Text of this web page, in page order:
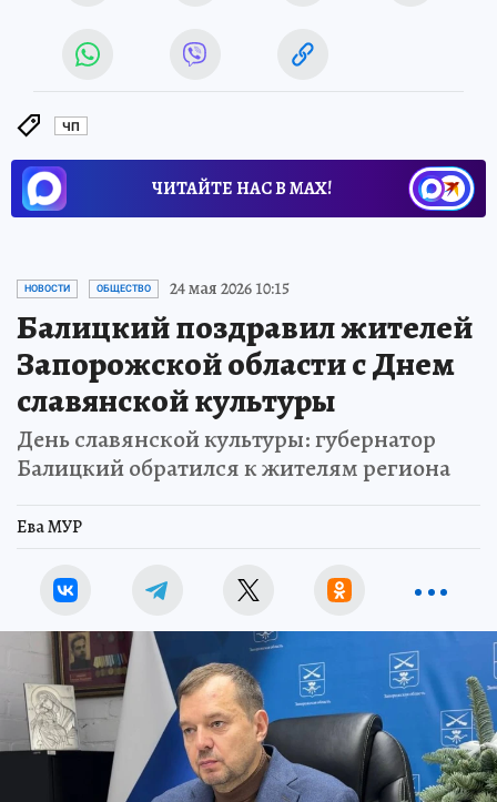
ЧП
ЧИТАЙТЕ НАС В МАХ!
НОВОСТИ ОБЩЕСТВО 24 мая 2026 10:15
Балицкий поздравил жителей
Запорожской области с Днем
славянской культуры
День славянской культуры: губернатор
Балицкий обратился к жителям региона
Ева МУР